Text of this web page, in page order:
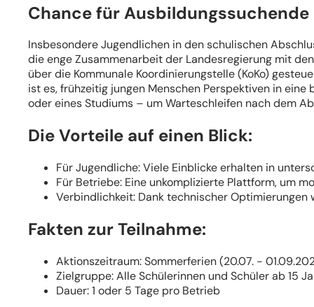
Chance für Ausbildungssuchende
Insbesondere Jugendlichen in den schulischen
die enge Zusammenarbeit der Landesregierung mit
über die Kommunale Koordinierungstelle (KoKo)
ist es, frühzeitig jungen Menschen Perspektiven in
oder eines Studiums – um Warteschleifen nach dem
Die Vorteile auf einen Blick:
Für Jugendliche: Viele Einblicke erhalten in
Für Betriebe: Eine unkomplizierte Plattform, um
Verbindlichkeit: Dank technischer Optimierungen
Fakten zur Teilnahme:
Aktionszeitraum: Sommerferien (20.07. -
Zielgruppe: Alle Schülerinnen und Schüler ab 15
Dauer: 1 oder 5 Tage pro Betrieb